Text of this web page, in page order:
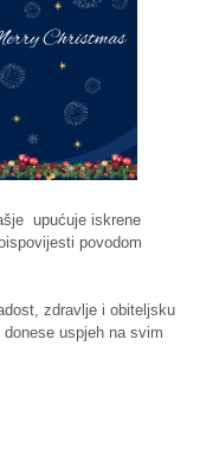
upućuje iskrene
povodom
zdravlje i obiteljsku
uspjeh na svim